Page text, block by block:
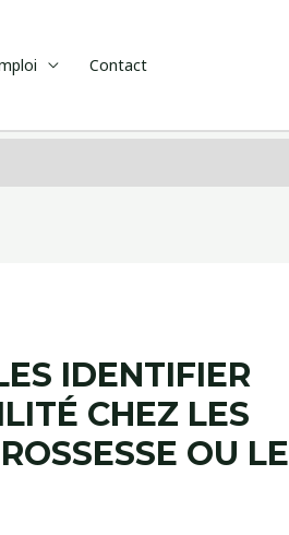
Contact
IDENTIFIER
CHEZ LES
OU LE